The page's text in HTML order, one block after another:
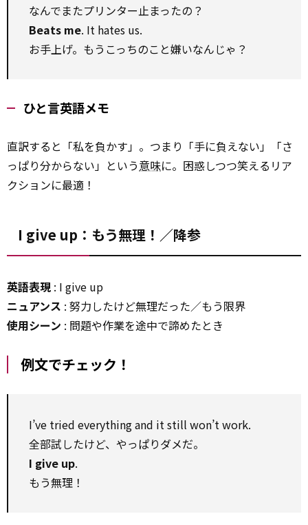
なんでまたプリンター止まったの？
Beats me. It hates us.
お手上げ。もうこっちのこと嫌いなんじゃ？
ひと言英語メモ
直訳すると「私を負かす」。つまり「手に負えない」「さ
っぱり分からない」という意味に。困惑しつつ笑えるリア
クションに最適！
I give up：もう無理！／降参
英語表現 : I give up
ニュアンス : 努力したけど無理だった／もう限界
使用シーン : 問題や作業を途中で諦めたとき
例文でチェック！
I’ve tried everything and it still won’t work.
全部試したけど、やっぱりダメだ。
I give up.
もう無理！